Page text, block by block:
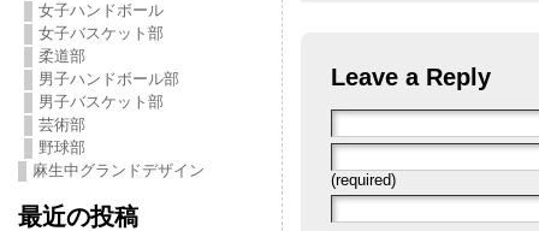
女子ハンドボール
女子バスケット部
柔道部
男子ハンドボール部
男子バスケット部
芸術部
野球部
麻生中グランドデザイン
最近の投稿
Leave a Reply
(required)